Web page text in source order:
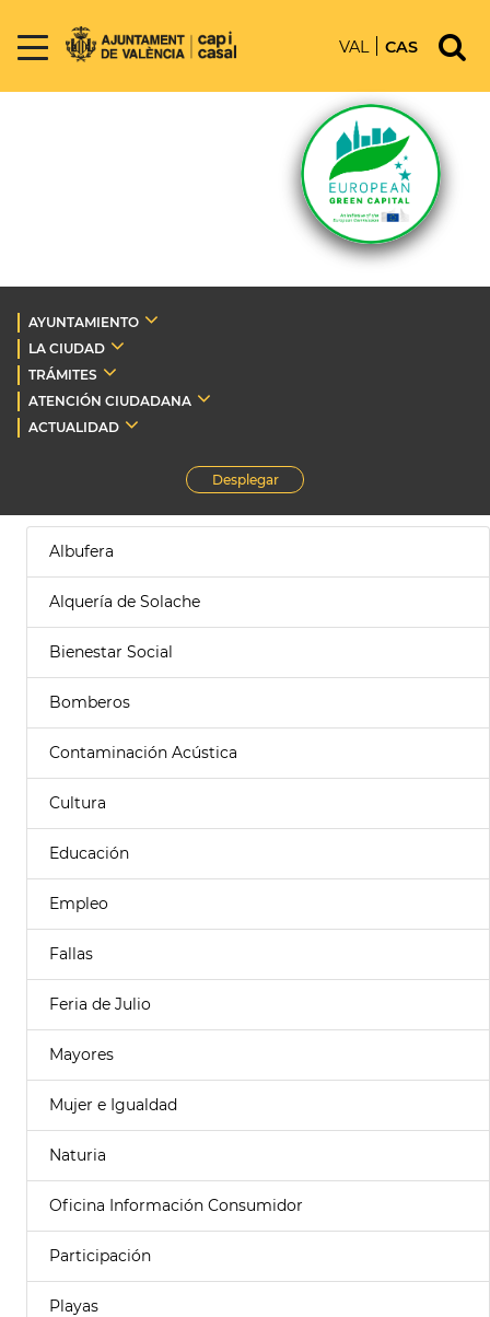
VAL CAS
AYUNTAMIENTO
LA CIUDAD
TRÁMITES
ATENCIÓN CIUDADANA
ACTUALIDAD
Desplegar
Albufera
Alquería de Solache
Bienestar Social
Bomberos
Contaminación Acústica
Cultura
Educación
Empleo
Fallas
Feria de Julio
Mayores
Mujer e Igualdad
Naturia
Oficina Información Consumidor
Participación
Playas